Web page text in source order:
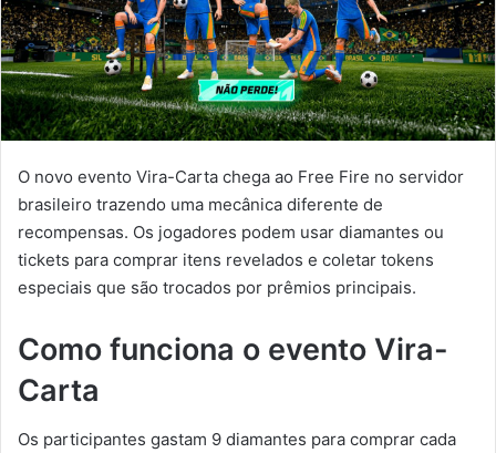
O novo evento Vira-Carta chega ao Free Fire no servidor
brasileiro trazendo uma mecânica diferente de
recompensas. Os jogadores podem usar diamantes ou
tickets para comprar itens revelados e coletar tokens
especiais que são trocados por prêmios principais.
Como funciona o evento Vira-
Carta
Os participantes gastam 9 diamantes para comprar cada